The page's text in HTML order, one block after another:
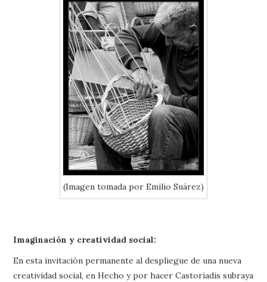
(Imagen tomada por Emilio Suárez)
Imaginación y creatividad social:
En esta invitación permanente al despliegue de una nueva
creatividad social, en Hecho y por hacer Castoriadis subraya